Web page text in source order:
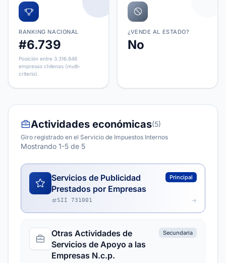
RANKING NACIONAL
#6.739
Posición entre 3.316.848
empresas chilenas (multi-
criterio).
¿VENDE AL ESTADO?
No
Actividades económicas(5)
Giro registrado en el Servicio de Impuestos Internos
Mostrando 1-5 de 5
Servicios de Publicidad
Prestados por Empresas
Principal
SII 731001
Otras Actividades de
Servicios de Apoyo a las
Empresas N.c.p.
Secundaria